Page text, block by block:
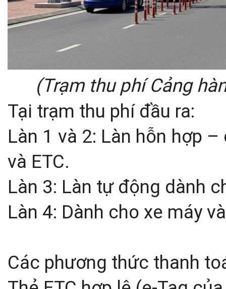
(Trạm thu phí Cảng
Tại trạm thu phí đầu ra:
Làn 1 và 2: Làn hỗn hợp
và ETC.
Làn 3: Làn tự động dành
Làn 4: Dành cho xe máy
Các phương thức thanh